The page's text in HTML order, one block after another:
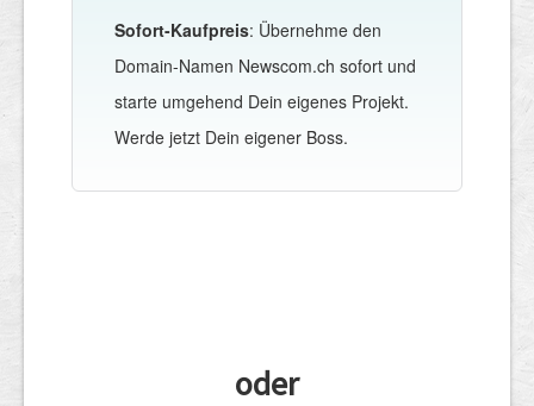
Sofort-Kaufpreis: Übernehme den
Domain-Namen Newscom.ch sofort und
starte umgehend Dein eigenes Projekt.
Werde jetzt Dein eigener Boss.
oder